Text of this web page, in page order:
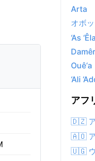
Arta
オボ
‘As ‘Êla
Ouê‘a
‘Ali
アフ
🇩🇿 ア
🇦🇴 ア
🇺🇬 ウ